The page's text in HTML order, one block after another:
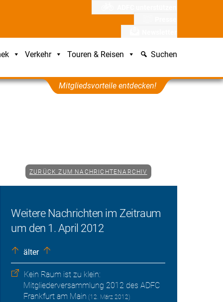
Verkehr Touren & Reisen Suchen
Mitgliedsvorteile entdecken!
ZURÜCK ZUM NACHRICHTENARCHIV
Weitere Nachrichten im Zeitraum
um den 1. April 2012
älter
Kein Raum ist zu klein:
Mitgliederversammlung 2012 des ADFC
Frankfurt am Main (12. März 2012)